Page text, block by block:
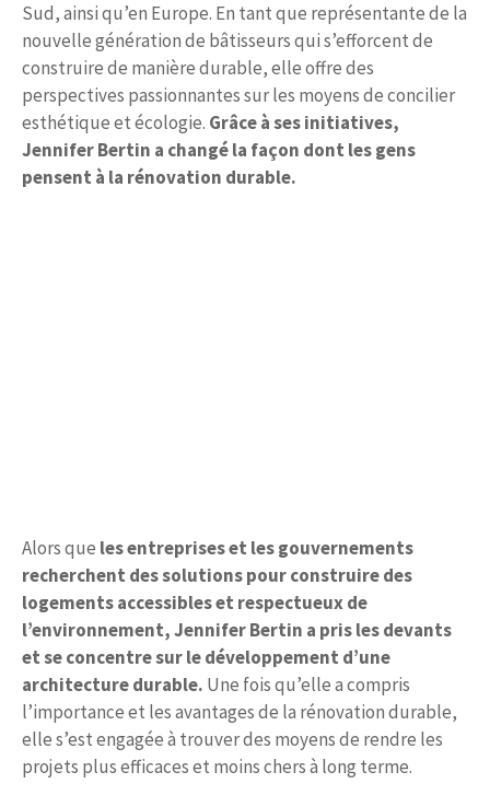
Sud, ainsi qu’en Europe. En tant que représentante de la
nouvelle génération de bâtisseurs qui s’efforcent de
construire de manière durable, elle offre des
perspectives passionnantes sur les moyens de concilier
esthétique et écologie. Grâce à ses initiatives,
Jennifer Bertin a changé la façon dont les gens
pensent à la rénovation durable.
Alors que les entreprises et les gouvernements
recherchent des solutions pour construire des
logements accessibles et respectueux de
l’environnement, Jennifer Bertin a pris les devants
et se concentre sur le développement d’une
architecture durable. Une fois qu’elle a compris
l’importance et les avantages de la rénovation durable,
elle s’est engagée à trouver des moyens de rendre les
projets plus efficaces et moins chers à long terme.